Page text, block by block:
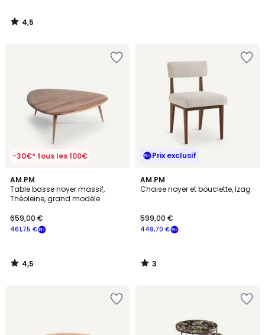
4,5
/
-30€* tous les 100€
AM.PM
Table basse noyer massif,
Théoleine, grand modèle
461,75 €
659,00 €
4,5
/ 5
4,5
/
Prix exclusif
AM.PM
Chaise noyer et bouclette, Izag
449,70 €
599,00 €
3
/
3
/